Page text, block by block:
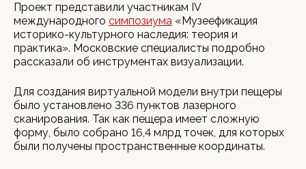
Проект представили участникам IV
международного симпозиума «Музеефикация
историко-культурного наследия: теория и
практика». Московские специалисты подробно
рассказали об инструментах визуализации.
Для создания виртуальной модели внутри пещеры
было установлено 336 пунктов лазерного
сканирования. Так как пещера имеет сложную
форму, было собрано 16,4 млрд точек, для которых
были получены пространственные координаты.